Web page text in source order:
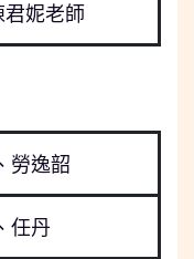
妮老師
勞逸韶
任丹